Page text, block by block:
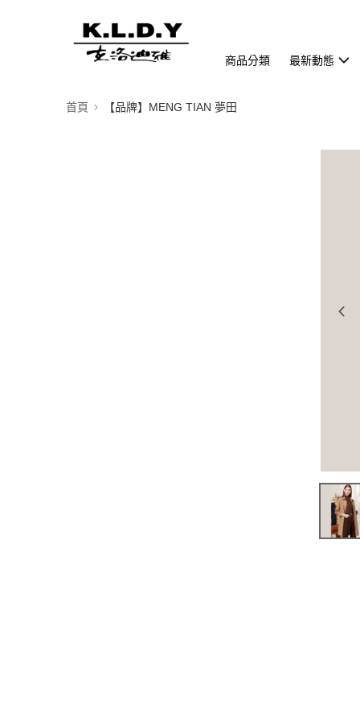
商品分類 最新動態
首頁 【品牌】MENG TIAN 夢田